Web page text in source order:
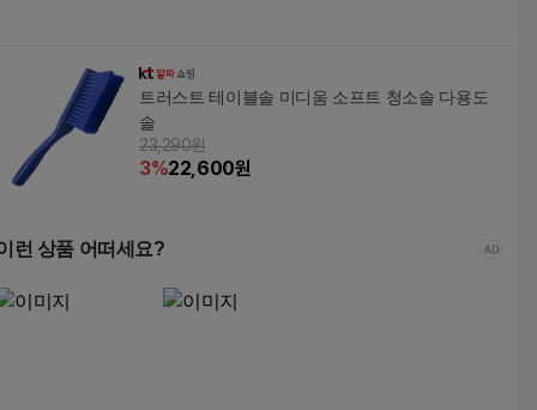
트러스트 테이블솔 미디움 소프트 청소솔 다용도
솔
23,290원
3%22,600원
런 상품 어떠세요?